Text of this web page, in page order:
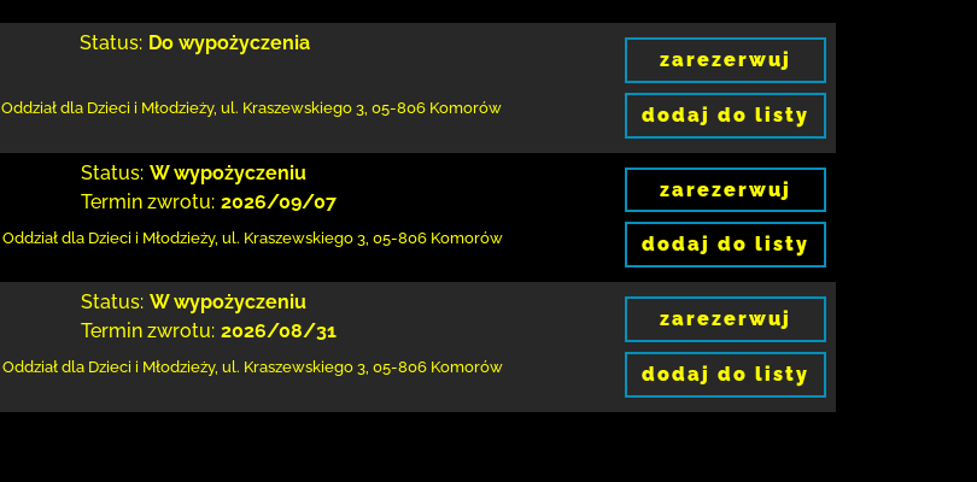
Status: Do wypożyczenia
Oddział dla Dzieci i Młodzieży, ul. Kraszewskiego 3, 05-806 Komorów
zarezerwuj
dodaj do listy
Status: W wypożyczeniu
Termin zwrotu: 2026/09/07
Oddział dla Dzieci i Młodzieży, ul. Kraszewskiego 3 05-806 Komorów
zarezerwuj
dodaj do listy
Status: W wypożyczeniu
Termin zwrotu: 2026/08/31
Oddział dla Dzieci i Młodzieży, ul. Kraszewskiego 3, 05-806 Komorów
zarezerwuj
dodaj do listy